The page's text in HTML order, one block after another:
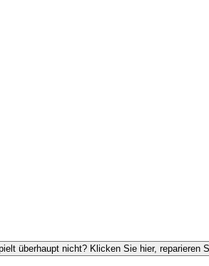
überhaupt nicht? Klicken Sie hier, reparieren